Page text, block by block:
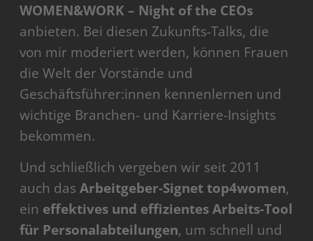
WOMEN&WORK – Night of the CEOs
anbieten. Bei diesen Zukunfts-Talks, die
von mir moderiert werden, können Frauen
die Welt der Vorstände und
Geschäftsführer:innen kennenlernen und
wichtige Branchen- und Karriere-Insights
bekommen.
Und schließlich vergeben wir seit 2011
auch dasArbeitgeber-Signet top4women,
ein effektives und effizientes Arbeits-Tool
für Personalabteilungen, um schnell und